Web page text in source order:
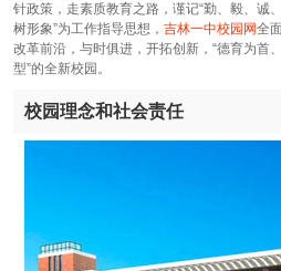
针政策，走素质教育之路，谨记“勤、毅、诚
树形象”为工作指导思想， 吉林一中校园网全
改革前沿，与时俱进，开拓创新，“德育为首
型”的全新校园。
校园理念和社会责任